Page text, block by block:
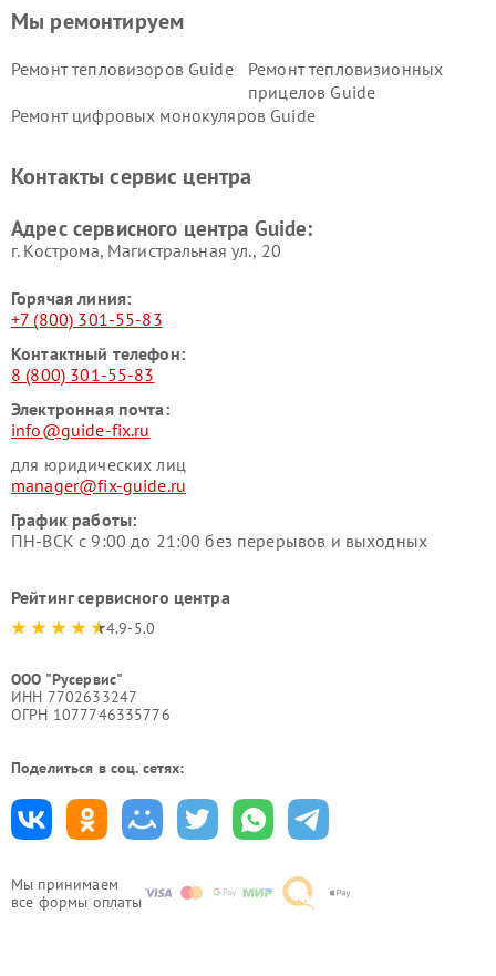
Мы принимаем
все формы оплаты
Мы ремонтируем
Ремонт тепловизоров Guide
Ремонт тепловизионных
прицелов Guide
Ремонт цифровых монокуляров Guide
Контакты сервис центра
Адрес сервисного центра Guide:
г. Кострома, Магистральная ул., 20
Горячая линия:
+7 (800) 301-55-83
Контактный телефон:
8 (800) 301-55-83
Электронная почта:
info@guide-fix.ru
для юридических лиц
manager@fix-guide.ru
График работы:
ПН-ВСК с 9:00 до 21:00 без перерывов и выходных
Рейтинг сервисного центра
4.9-5.0
ООО "Русервис"
ИНН 7702633247
ОГРН 1077746335776
Поделиться в соц. сетях: